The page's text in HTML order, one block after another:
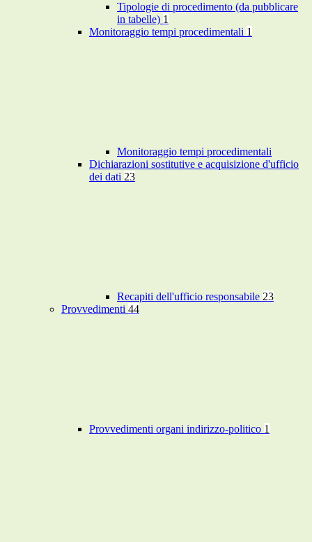
Tipologie di procedimento (da pubblicare
in tabelle) 1
Monitoraggio tempi procedimentali 1
Monitoraggio tempi procedimentali
Dichiarazioni sostitutive e acquisizione d'ufficio
dei dati 23
Recapiti dell'ufficio responsabile 23
Provvedimenti 44
Provvedimenti organi indirizzo-politico 1